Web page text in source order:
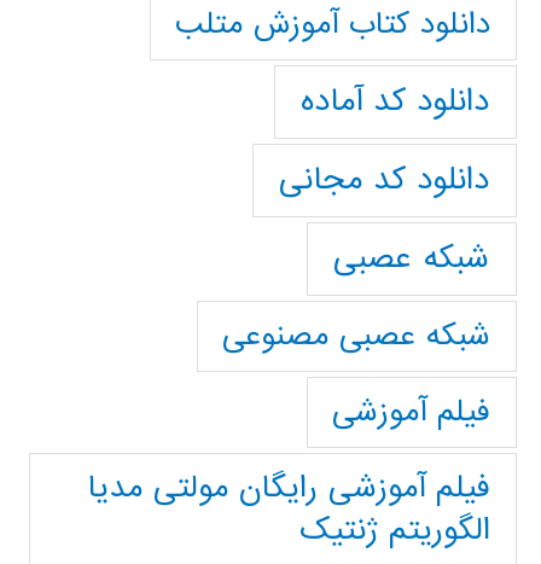
دانلود کتاب آموزش متلب
دانلود کد آماده
دانلود کد مجانی
شبکه عصبی
شبکه عصبی مصنوعی
فیلم آموزشی
فیلم آموزشی رایگان مولتی مدیا
الگوریتم ژنتیک